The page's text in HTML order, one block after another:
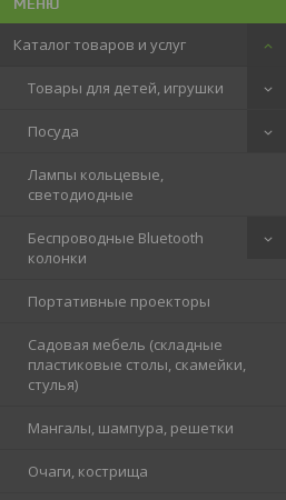
Каталог товаров и услуг
Товары для детей, игрушки
Посуда
Лампы кольцевые,
светодиодные
Беспроводные Bluetooth
колонки
Портативные проекторы
Садовая мебель (складные
пластиковые столы, скамейки,
стулья)
Мангалы, шампура, решетки
Очаги, кострища